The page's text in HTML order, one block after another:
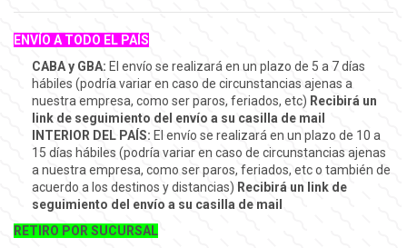
ENVÍO A TODO EL PAÍS
CABA y GBA: El envío se realizará en un plazo de 5 a 7 días
hábiles (podría variar en caso de circunstancias ajenas a
nuestra empresa, como ser paros, feriados, etc) Recibirá un
link de seguimiento del envío a su casilla de mail
INTERIOR DEL PAÍS: El envío se realizará en un plazo de 10 a
15 días hábiles (podría variar en caso de circunstancias ajenas
a nuestra empresa, como ser paros, feriados, etc o también de
acuerdo a los destinos y distancias) Recibirá un link de
seguimiento del envío a su casilla de mail
RETIRO POR SUCURSAL